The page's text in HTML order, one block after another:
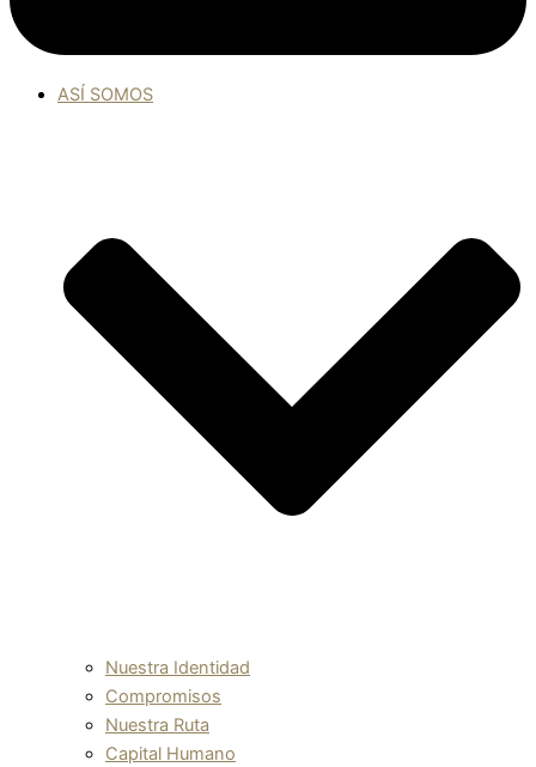
ASÍ SOMOS
Nuestra Identidad
Compromisos
Nuestra Ruta
Capital Humano